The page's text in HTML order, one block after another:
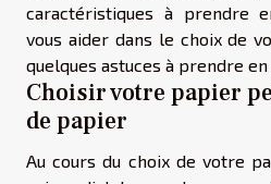
caractéristiques à prendre
vous aider dans le choix de
quelques astuces à prendre
Choisir votre papier
de papier
Au cours du choix de votre